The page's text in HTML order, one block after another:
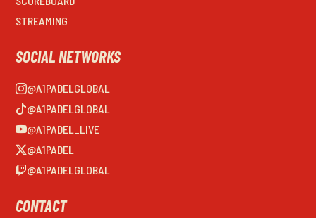
STREAMING
SOCIAL NETWORKS
@A1PADELGLOBAL
@A1PADELGLOBAL
@A1PADEL_LIVE
@A1PADEL
@A1PADELGLOBAL
CONTACT